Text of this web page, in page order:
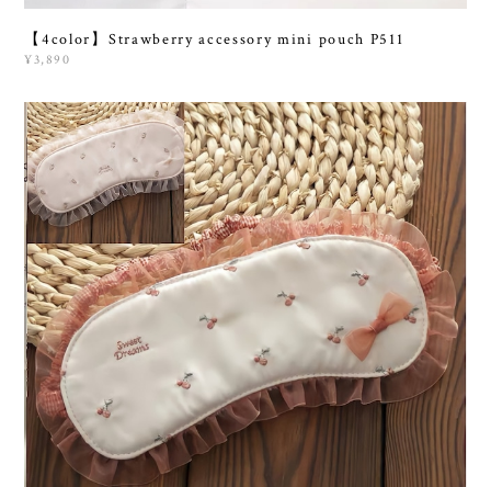
【4color】Strawberry accessory mini pouch P511
¥3,890